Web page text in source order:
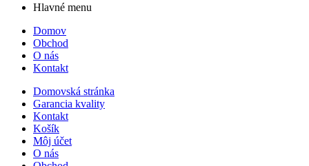
Hlavné menu
Domov
Obchod
O nás
Kontakt
Domovská stránka
Garancia kvality
Kontakt
Košík
Môj účet
O nás